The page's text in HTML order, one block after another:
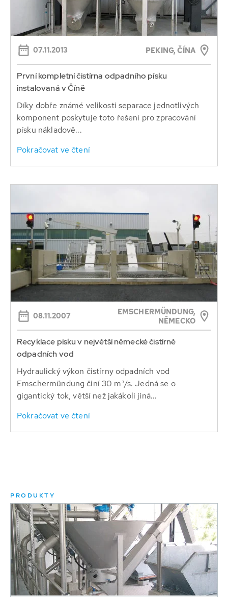
07.11.2013 PEKING, ČÍNA
První kompletní čistírna odpadního písku
instalovaná v Číně
Díky dobře známé velikosti separace jednotlivých
komponent poskytuje toto řešení pro zpracování
písku nákladově...
Pokračovat ve čtení
08.11.2007
EMSCHERMÜNDUNG,
NĚMECKO
Recyklace písku v největší německé čistírně
odpadních vod
Hydraulický výkon čistírny odpadních vod
Emschermündung činí 30 m³/s. Jedná se o
gigantický tok, větší než jakákoli jiná...
Pokračovat ve čtení
PRODUKTY